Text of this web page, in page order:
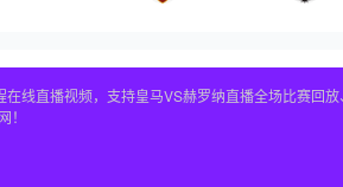
线直播视频，支持皇马VS赫罗纳直播全场比赛